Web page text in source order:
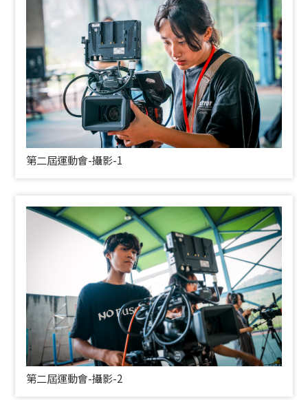
第二屆運動會-攝影-1
第二屆運動會-攝影-2